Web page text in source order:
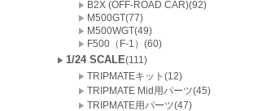
B2X (OFF-ROAD CAR)(92)
M500GT(77)
M500WGT(49)
F500（F-1）(60)
1/24 SCALE(111)
TRIPMATEキット(12)
TRIPMATE Mid用パーツ(45)
TRIPMATE用パーツ(47)